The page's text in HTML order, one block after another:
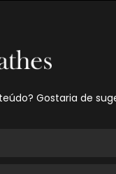
Gostaria de